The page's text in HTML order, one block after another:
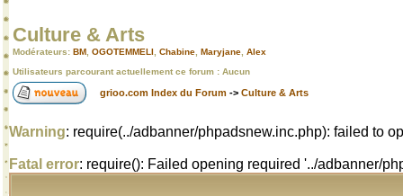
Culture & Arts
Modérateurs: BM OGOTEMMELI Chabine Maryjane Alex
Utilisateurs parcourant actuellement ce forum : Aucun
grioo.com Index du Forum -> Culture & Arts
Warning: require(../adbanner/phpadsnew.inc.php): failed to
Fatal error: require(): Failed opening required '../adbanner/